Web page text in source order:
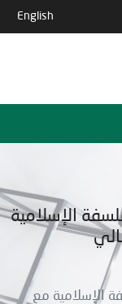
English
الإسلامية
الإسلامية مع